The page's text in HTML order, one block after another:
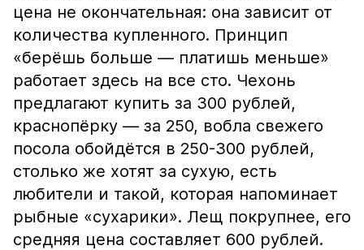
цена не окончательная: она зависит от
количества купленного. Принцип
«берёшь больше — платишь меньше»
работает здесь на все сто. Чехонь
предлагают купить за 300 рублей,
краснопёрку — за 250, вобла свежего
посола обойдётся в 250-300 рублей,
столько же хотят за сухую, есть
любители и такой, которая напоминает
рыбные «сухарики». Лещ покрупнее, его
средняя цена составляет 600 рублей.